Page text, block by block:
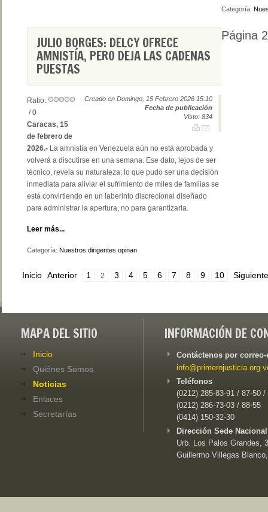
Categoría:
JULIO BORGES: DELCY OFRECE
AMNISTÍA, PERO DEJA LAS CADENAS
PUESTAS
Creado en Domingo, 15 Febrero 2026 15:10
Fecha de publicación
Visto: 834
Ratio:
/ 0
Caracas, 15
de febrero de
2026.- La amnistía en Venezuela aún no está aprobada y
volverá a discutirse en una semana. Ese dato, lejos de ser
técnico, revela su naturaleza: lo que pudo ser una decisión
inmediata para aliviar el sufrimiento de miles de familias se
está convirtiendo en un laberinto discrecional diseñado
para administrar la apertura, no para garantizarla.
Leer más...
Categoría: Nuestros dirigentes opinan
Página
Inicio Anterior 1 2 3 4 5 6 7 8 9 10 Siguiente
MAPA DEL SITIO
Inicio
Quiénes Somos
Noticias
Enlaces
Secretarías
INFORMACIÓN DE
Contáctenos por
Teléfonos
(0212) 285-83-91 / 87-50 /
(0212) 286-73-03 / 88-55
(0414) 150-32-30
Dirección Sede
Urb. Los Palos Grandes,
Guillermo Villegas